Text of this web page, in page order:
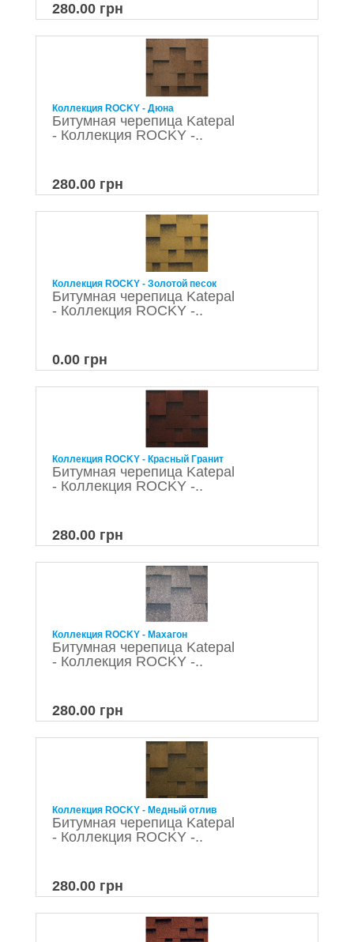
280.00 грн
Коллекция ROCKY - Дюна
Битумная черепица Katepal
- Коллекция ROCKY -..
280.00 грн
Коллекция ROCKY - Золотой песок
Битумная черепица Katepal
- Коллекция ROCKY -..
0.00 грн
Коллекция ROCKY - Красный Гранит
Битумная черепица Katepal
- Коллекция ROCKY -..
280.00 грн
Коллекция ROCKY - Махагон
Битумная черепица Katepal
- Коллекция ROCKY -..
280.00 грн
Коллекция ROCKY - Медный отлив
Битумная черепица Katepal
- Коллекция ROCKY -..
280.00 грн